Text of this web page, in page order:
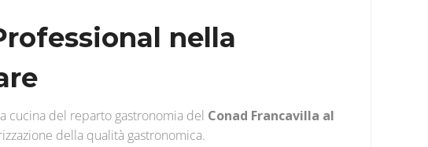
nella
cucina del reparto gastronomia del Conad Francavilla al
della qualità gastronomica.